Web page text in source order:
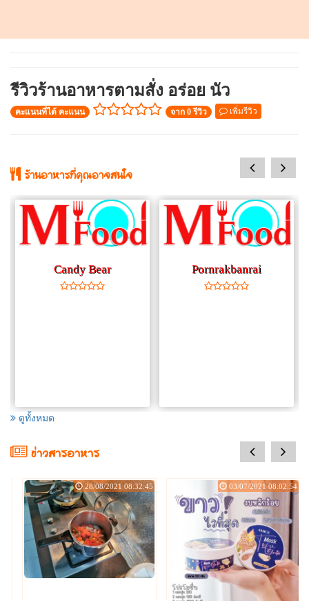
รีวิวร้านอาหารตามสั่ง อร่อย นัว
คะแนนที่ได้ คะแนน จาก 0 รีวิว เพิ่มรีวิว
ร้านอาหารที่คุณอาจสนใจ
Candy Bear Pornrakbanrai
prev next
ดูทั้งหมด
ข่าวสารอาหาร
28/08/2021 08:32:45 03/07/2021 08:02:54
prev next